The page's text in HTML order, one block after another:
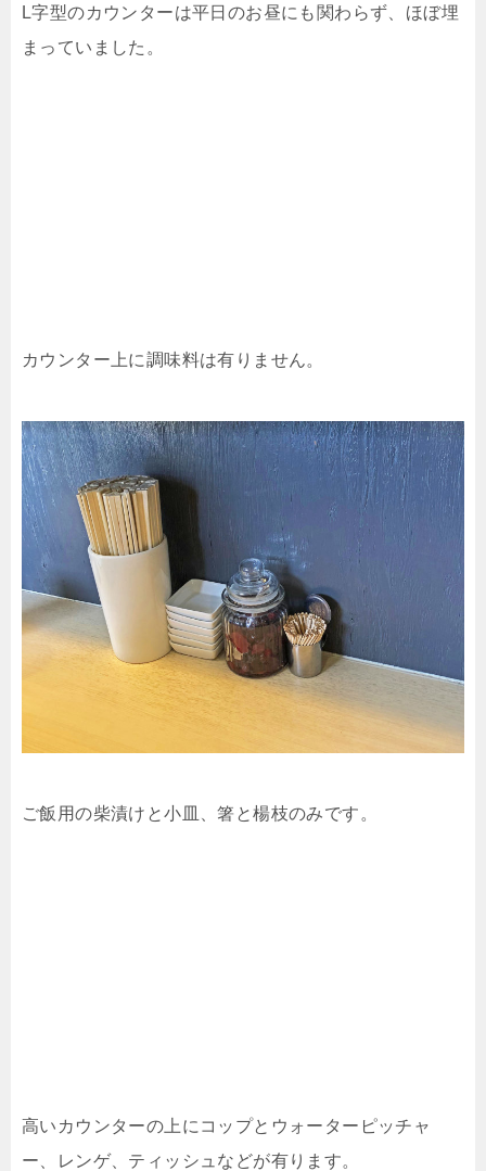
L字型のカウンターは平日のお昼にも関わらず、ほぼ埋
まっていました。
カウンター上に調味料は有りません。
ご飯用の柴漬けと小皿、箸と楊枝のみです。
高いカウンターの上にコップとウォーターピッチャ
ー、レンゲ、ティッシュなどが有ります。